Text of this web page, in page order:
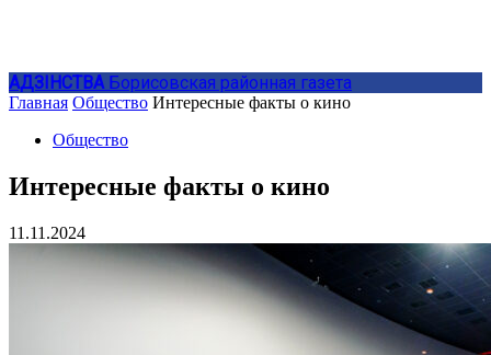
АДЗIНСТВА Борисовская районная газета
Главная Общество Интересные факты о кино
Общество
Интересные факты о кино
11.11.2024